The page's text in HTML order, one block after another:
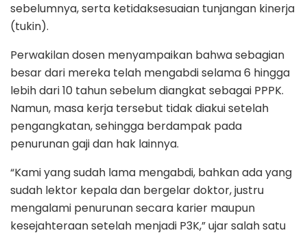
sebelumnya, serta ketidaksesuaian tunjangan kinerja
(tukin).
Perwakilan dosen menyampaikan bahwa sebagian
besar dari mereka telah mengabdi selama 6 hingga
lebih dari 10 tahun sebelum diangkat sebagai PPPK.
Namun, masa kerja tersebut tidak diakui setelah
pengangkatan, sehingga berdampak pada
penurunan gaji dan hak lainnya.
“Kami yang sudah lama mengabdi, bahkan ada yang
sudah lektor kepala dan bergelar doktor, justru
mengalami penurunan secara karier maupun
kesejahteraan setelah menjadi P3K,” ujar salah satu